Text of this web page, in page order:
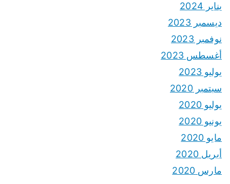
يناير 2024
ديسمبر 2023
نوفمبر 2023
أغسطس 2023
يوليو 2023
سبتمبر 2020
يوليو 2020
يونيو 2020
مايو 2020
أبريل 2020
مارس 2020